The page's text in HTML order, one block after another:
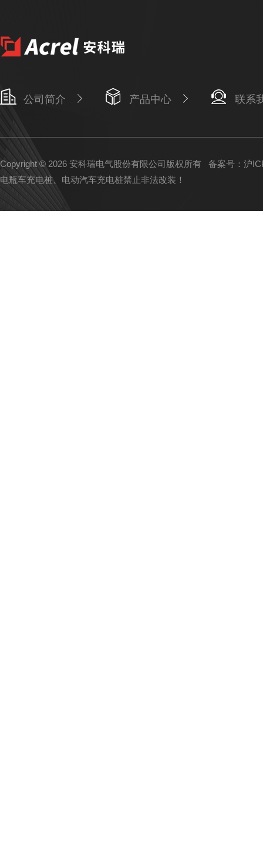
公司简介 产品中心 联系
Copyright © 2026 安科瑞电气股份有限公司版权所有 备案号：沪
电瓶车充电桩、电动汽车充电桩禁止非法改装！